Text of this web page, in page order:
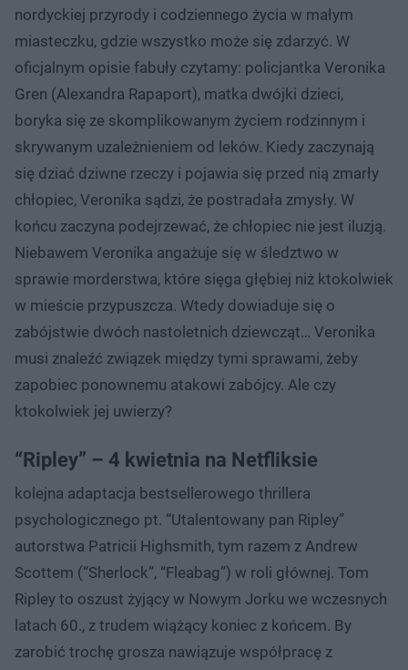
nordyckiej przyrody i codziennego życia w małym
miasteczku, gdzie wszystko może się zdarzyć. W
oficjalnym opisie fabuły czytamy: policjantka Veronika
Gren (Alexandra Rapaport), matka dwójki dzieci,
boryka się ze skomplikowanym życiem rodzinnym i
skrywanym uzależnieniem od leków. Kiedy zaczynają
się dziać dziwne rzeczy i pojawia się przed nią zmarły
chłopiec, Veronika sądzi, że postradała zmysły. W
końcu zaczyna podejrzewać, że chłopiec nie jest iluzją.
Niebawem Veronika angażuje się w śledztwo w
sprawie morderstwa, które sięga głębiej niż ktokolwiek
w mieście przypuszcza. Wtedy dowiaduje się o
zabójstwie dwóch nastoletnich dziewcząt… Veronika
musi znaleźć związek między tymi sprawami, żeby
zapobiec ponownemu atakowi zabójcy. Ale czy
ktokolwiek jej uwierzy?
“Ripley” – 4 kwietnia na Netfliksie
kolejna adaptacja bestsellerowego thrillera
psychologicznego pt. “Utalentowany pan Ripley”
autorstwa Patricii Highsmith, tym razem z Andrew
Scottem (“Sherlock”, “Fleabag”) w roli głównej. Tom
Ripley to oszust żyjący w Nowym Jorku we wczesnych
latach 60., z trudem wiążący koniec z końcem. By
zarobić trochę grosza nawiązuje współpracę z